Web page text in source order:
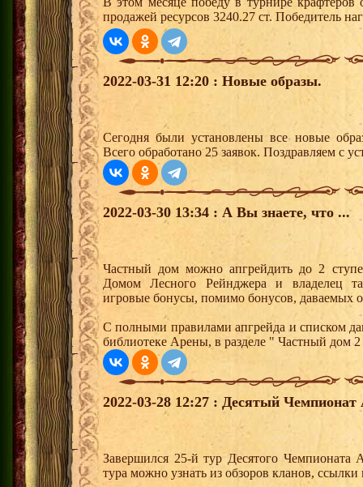
продажей ресурсов 3240.27 ст. Победитель
2022-03-31 12:20 : Новые образы.
Сегодня были установлены все новые
Всего обработано 25 заявок. Поздравляем с
2022-03-30 13:34 : А Вы знаете, что ...
Частный дом можно апгрейдить до 2
Домом Лесного Рейнджера и владелец
игровые бонусы, помимо бонусов,
С полными правилами апгрейда и списком
библиотеке Арены, в разделе " Частный дом
2022-03-28 12:27 : Десятый
Завершился 25-й тур Десятого
тура можно узнать из обзоров кланов,